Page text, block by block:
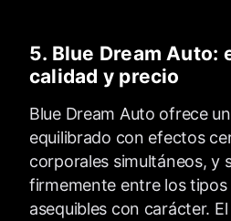
5. Blue Dream Auto:
calidad y precio
Blue Dream Auto ofrece
equilibrado con efectos
corporales simultáneos, y
firmemente entre los tipos
asequibles con carácter.